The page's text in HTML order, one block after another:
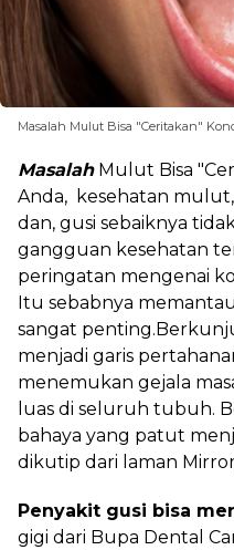
Masalah Mulut Bisa "Ceritakan"
Masalah Mulut Bisa
Anda, kesehatan
dan, gusi sebaiknya
gangguan kesehatan
peringatan mengenai
Itu sebabnya
sangat
menjadi garis
menemukan gejala
luas di seluruh tubuh.
bahaya yang patut
dikutip dari laman
Penyakit gusi bisa
gigi dari Bupa Dental